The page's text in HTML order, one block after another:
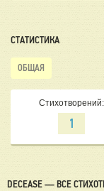
СТАТИСТИКА
ОБЩАЯ
Стихотворений:
1
DECEASE — ВСЕ